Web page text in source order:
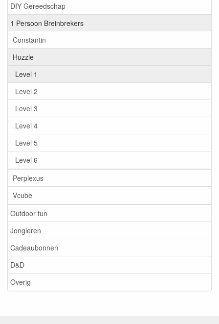
DIY Gereedschap
1 Persoon Breinbrekers
Constantin
Huzzle
Level 1
Level 2
Level 3
Level 4
Level 5
Level 6
Perplexus
Vcube
Outdoor fun
Jongleren
Cadeaubonnen
D&D
Overig